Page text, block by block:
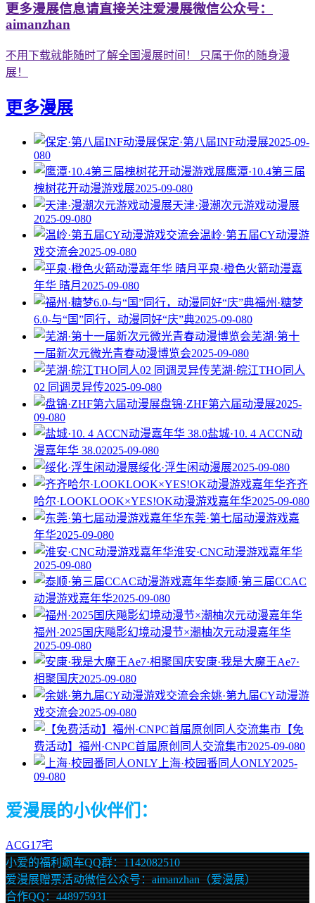
更多漫展信息请直接关注爱漫展微信公众号：
aimanzhan
不用下载就能随时了解全国漫展时间！ 只属于你的随身漫
展！
更多漫展
保定·第八届INF动漫展2025-09-
080
鹰潭·10.4第三届
槐树花开动漫游戏展2025-09-080
天津·漫潮次元游戏动漫展
2025-09-080
温岭·第五届CY动漫游
戏交流会2025-09-080
平泉·橙色火箭动漫嘉
年华 晴月 2025-09-080
福州·糖梦
6.0-与“国”同行，动漫同好“庆”典2025-09-080
芜湖·第十
一届新次元微光青春动漫博览会2025-09-080
芜湖·皖江THO同人
02 同调灵异传2025-09-080
盘锦·ZHF第六届动漫展2025-
09-080
盐城·10. 4 ACCN动
漫嘉年华 38.02025-09-080
绥化·浮生闲动漫展2025-09-080
齐齐
哈尔·LOOKLOOK×YES!OK动漫游戏嘉年华2025-09-080
东莞·第七届动漫游戏嘉
年华2025-09-080
淮安·CNC动漫游戏嘉年华
2025-09-080
泰顺·第三届CCAC
动漫游戏嘉年华2025-09-080
福州·2025国庆飚影幻境动漫节×潮柚次元动漫嘉年华
2025-09-080
安康·我是大魔王Ae7·
相聚国庆2025-09-080
余姚·第九届CY动漫游
戏交流会2025-09-080
【免
费活动】福州·CNPC首届原创同人交流集市2025-09-080
上海·校园番同人ONLY2025-
09-080
爱漫展的小伙伴们：
ACG17宅
小爱的福利飙车QQ群：1142082510
爱漫展赠票活动微信公众号：aimanzhan（爱漫展）
合作QQ：448975931